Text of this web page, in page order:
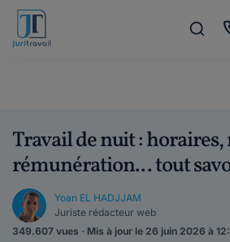
Travail de nuit : horaires,
rémunération... tout
Yoan EL HADJJAM
Juriste rédacteur web
349.607 vues · Mis à jour le 26 juin 2026 à